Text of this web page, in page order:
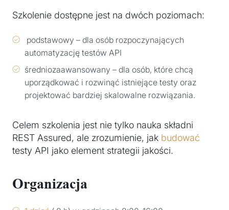
Szkolenie dostępne jest na dwóch poziomach:
podstawowy – dla osób rozpoczynających
automatyzację testów API
średniozaawansowany – dla osób, które chcą
uporządkować i rozwinąć istniejące testy oraz
projektować bardziej skalowalne rozwiązania.
Celem szkolenia jest nie tylko nauka składni
REST Assured, ale zrozumienie, jak budować
testy API jako element strategii jakości.
Organizacja